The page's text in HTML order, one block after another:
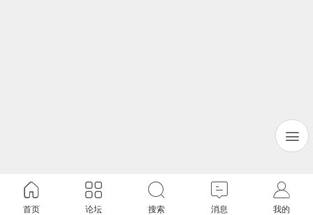
首页 论坛 搜索 消息 我的